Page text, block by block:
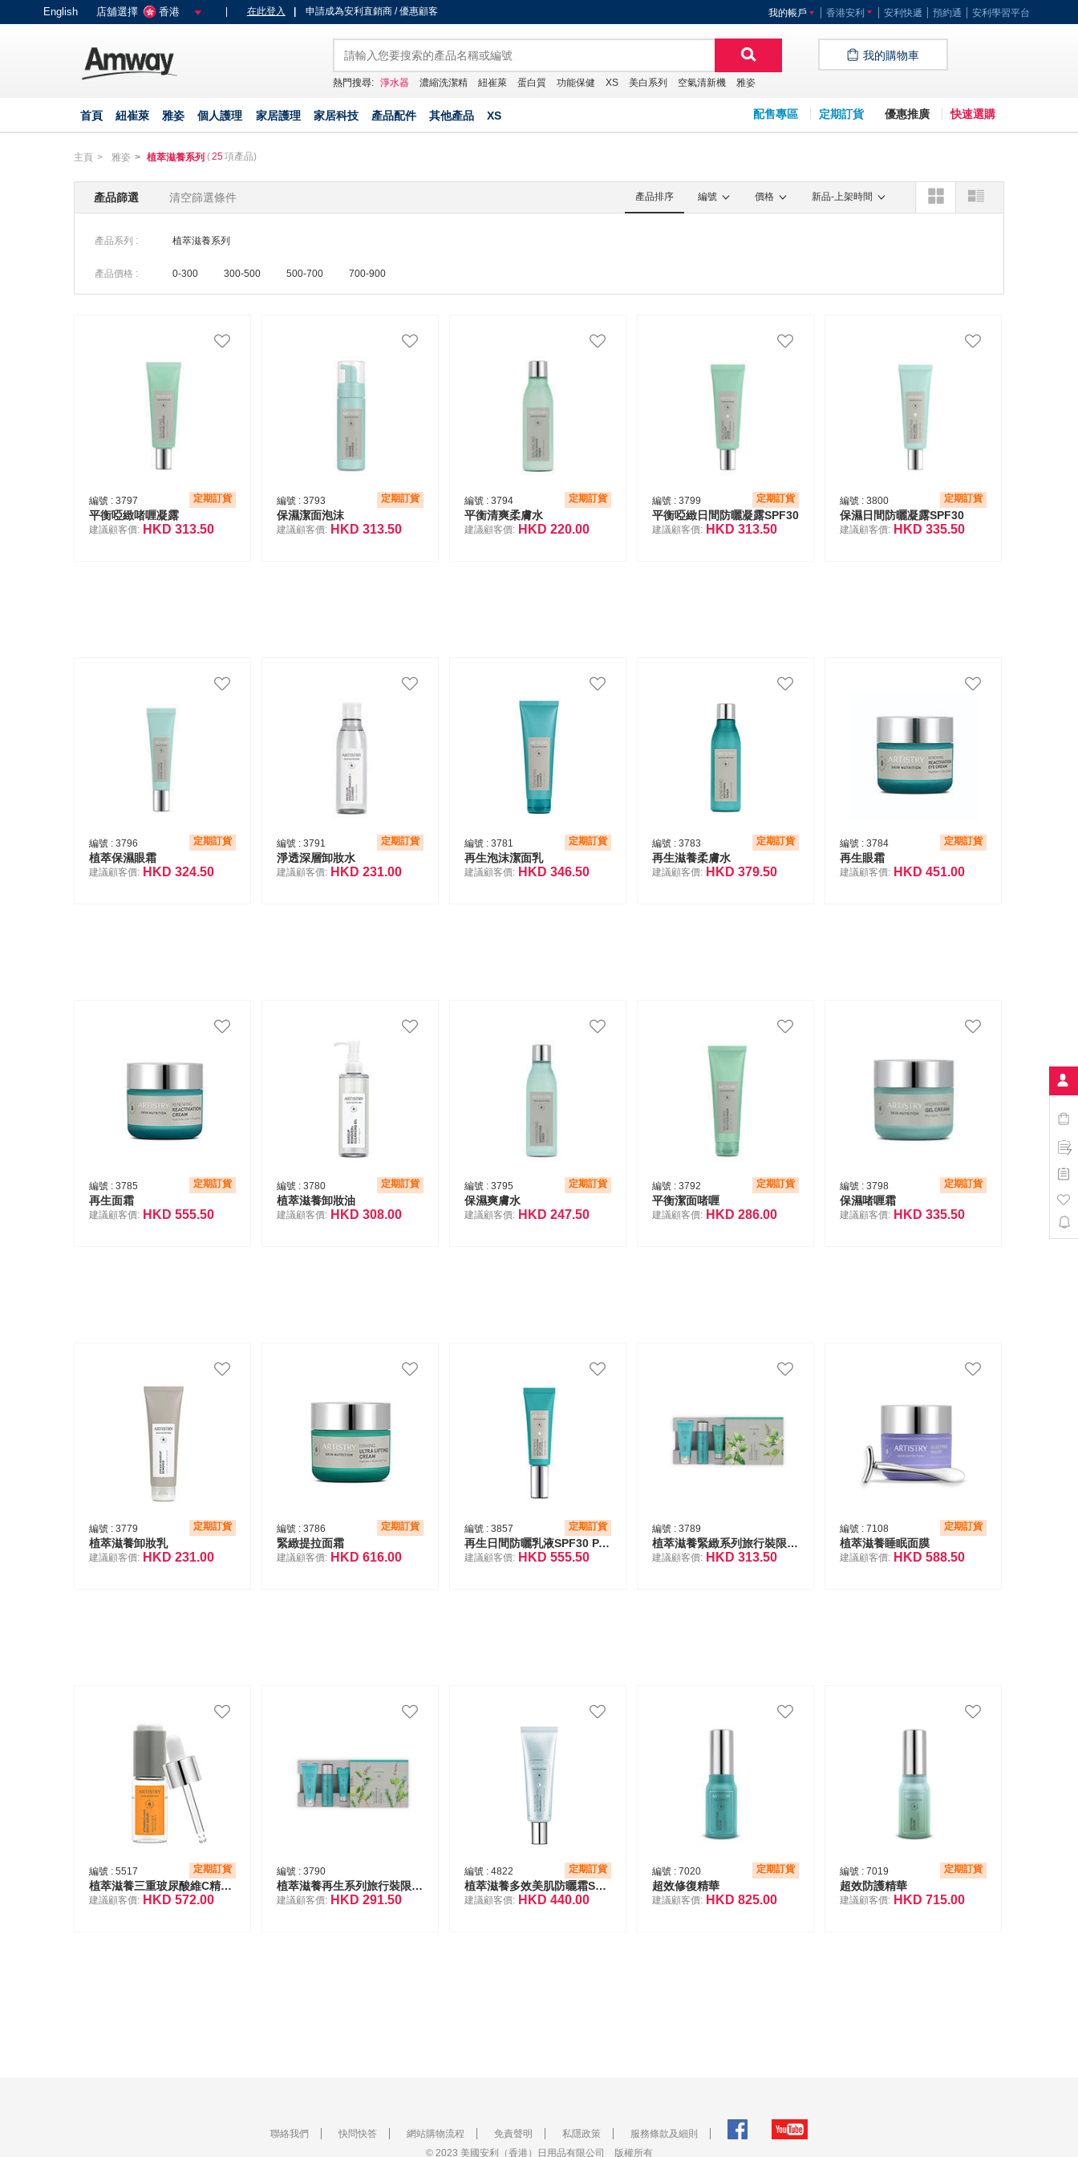
text.skipToContent
text.skipToNavigation
English 店舖選擇 香港 在此登入 申請成為安利直銷商 / 優惠顧客 香港安利 安利快遞 預約通 安利學習平台
我的帳戶
熱門搜尋: 淨水器 濃縮洗潔精 紐崔萊 蛋白質 功能保健 XS 美白系列 空氣清新機 雅姿
我的購物車
首頁 紐崔萊 雅姿 個人護理 家居護理 家居科技 產品配件 其他產品 XS 配售專區 定期訂貨 優惠推廣 快速選購
主頁 雅姿 植萃滋養系列 (25項產品)
產品篩選 清空篩選條件 產品排序 編號 價格 新品-上架時間
產品系列 : 植萃滋養系列
產品價格 : 0-300 300-500 500-700 700-900
編號 : 3797 定期訂貨
平衡啞緻啫喱凝露
建議顧客價: HKD 313.50
編號 : 3793 定期訂貨
保濕潔面泡沫
建議顧客價: HKD 313.50
編號 : 3794 定期訂貨
平衡清爽柔膚水
建議顧客價: HKD 220.00
編號 : 3799 定期訂貨
平衡啞緻日間防曬凝露SPF30
建議顧客價: HKD 313.50
編號 : 3800 定期訂貨
保濕日間防曬凝露SPF30
建議顧客價: HKD 335.50
編號 : 3796 定期訂貨
植萃保濕眼霜
建議顧客價: HKD 324.50
編號 : 3791 定期訂貨
淨透深層卸妝水
建議顧客價: HKD 231.00
編號 : 3781 定期訂貨
再生泡沫潔面乳
建議顧客價: HKD 346.50
編號 : 3783 定期訂貨
再生滋養柔膚水
建議顧客價: HKD 379.50
編號 : 3784 定期訂貨
再生眼霜
建議顧客價: HKD 451.00
編號 : 3785 定期訂貨
再生面霜
建議顧客價: HKD 555.50
編號 : 3780 定期訂貨
植萃滋養卸妝油
建議顧客價: HKD 308.00
編號 : 3795 定期訂貨
保濕爽膚水
建議顧客價: HKD 247.50
編號 : 3792 定期訂貨
平衡潔面啫喱
建議顧客價: HKD 286.00
編號 : 3798 定期訂貨
保濕啫喱霜
建議顧客價: HKD 335.50
編號 : 3779 定期訂貨
植萃滋養卸妝乳
建議顧客價: HKD 231.00
編號 : 3786 定期訂貨
緊緻提拉面霜
建議顧客價: HKD 616.00
編號 : 3857 定期訂貨
再生日間防曬乳液SPF30 PA++++
建議顧客價: HKD 555.50
編號 : 3789
植萃滋養緊緻系列旅行裝限量版
建議顧客價: HKD 313.50
編號 : 7108 定期訂貨
植萃滋養睡眠面膜
建議顧客價: HKD 588.50
編號 : 5517 定期訂貨
植萃滋養三重玻尿酸維C精華液
建議顧客價: HKD 572.00
編號 : 3790
植萃滋養再生系列旅行裝限量版
建議顧客價: HKD 291.50
編號 : 4822 定期訂貨
植萃滋養多效美肌防曬霜SPF50+ PA++++
建議顧客價: HKD 440.00
編號 : 7020 定期訂貨
超效修復精華
建議顧客價: HKD 825.00
編號 : 7019 定期訂貨
超效防護精華
建議顧客價: HKD 715.00
聯絡我們 快問快答 網站購物流程 免責聲明 私隱政策
服務條款及細則
© 2023 美國安利（香港）日用品有限公司 版權所有